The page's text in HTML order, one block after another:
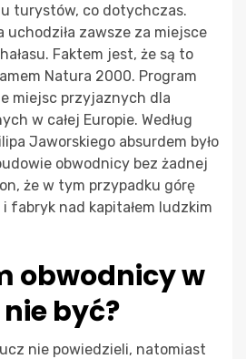
turystów, co dotychczas.
uchodziła zawsze za miejsce
Faktem jest, że są to
Natura 2000. Program
miejsc przyjaznych dla
w całej Europie. Według
Jaworskiego absurdem było
obwodnicy bez żadnej
że w tym przypadku górę
fabryk nad kapitałem ludzkim
obwodnicy w
być?
nie powiedzieli, natomiast